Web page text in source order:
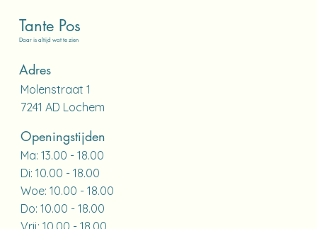
Tante Pos
Daar is altijd wat te zien
Adres
Molenstraat 1
7241 AD Lochem​
Openingstijden
Ma: 13.00 - 18.00
Di: 10.00 - 18.00
Woe: 10.00 - 18.00
Do: 10.00 - 18.00
Vrij: 10.00 - 18.00